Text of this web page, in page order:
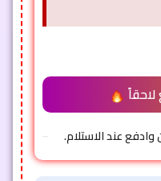
وادفع عند الاستلام.